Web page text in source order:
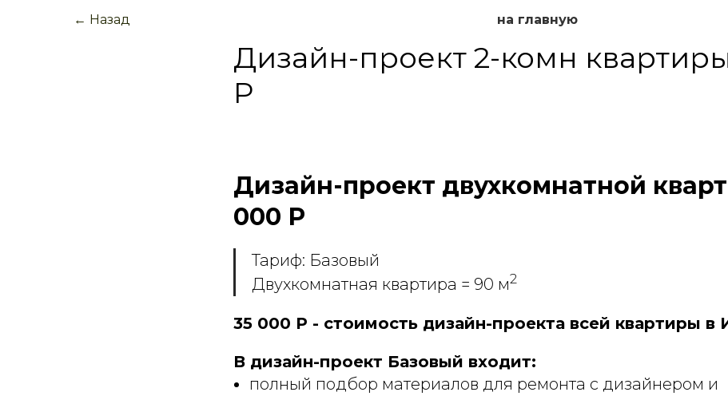
← Назад
на главную
Дизайн-проект 2-комн
Р
Дизайн-проект двухкомнатной
000 Р
Тариф: Базовый
Двухкомнатная квартира = 90 м2
35 000 Р - стоимость дизайн-проекта всей квартиры в
В дизайн-проект Базовый входит:
полный подбор материалов для ремонта с дизайнером и